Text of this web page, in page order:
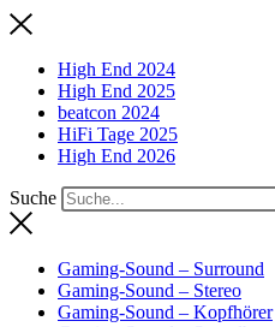
High End 2024
High End 2025
beatcon 2024
HiFi Tage 2025
High End 2026
Suche
Gaming-Sound – Surround
Gaming-Sound – Stereo
Gaming-Sound – Kopfhörer